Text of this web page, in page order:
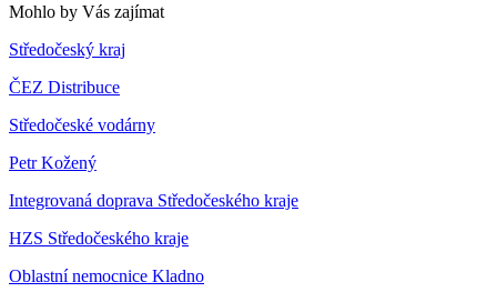
Mohlo by Vás zajímat
Středočeský kraj
ČEZ Distribuce
Středočeské vodárny
Petr Kožený
Integrovaná doprava Středočeského kraje
HZS Středočeského kraje
Oblastní nemocnice Kladno